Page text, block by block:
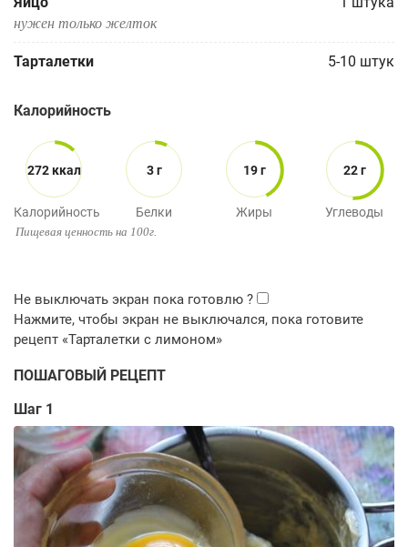
нужен только желток
Тарталетки 5-10 штук
Калорийность
272 ккал
Калорийность
3 г
Белки
19 г
Жиры
22 г
Углеводы
Пищевая ценность на 100г.
ПОШАГОВЫЙ РЕЦЕПТ
Шаг 1